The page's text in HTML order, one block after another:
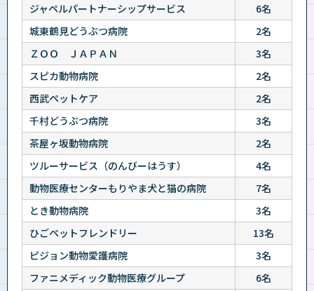
ジャペルパートナーシップサービス
6名
城東鶴見どうぶつ病院
2名
ＺＯＯ ＪＡＰＡＮ
3名
スピカ動物病院
2名
西武ペットケア
2名
千村どうぶつ病院
3名
茶屋ヶ坂動物病院
2名
ツルーサービス（のんびーはうす）
4名
動物医療センターもりやま犬と猫の病院
7名
とき動物病院
3名
ひごペットフレンドリー
13名
ピジョン動物愛護病院
3名
ファニメディック動物医療グループ
6名